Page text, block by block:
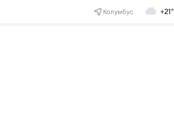
Колумбус +21°